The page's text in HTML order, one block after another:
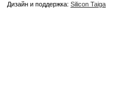
Дизайн и поддержка: Silicon Taiga